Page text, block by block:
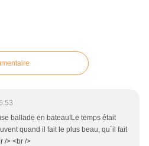
ballade en bateau!Le temps était
quand il fait le plus beau, qu´il fait
/> <br />